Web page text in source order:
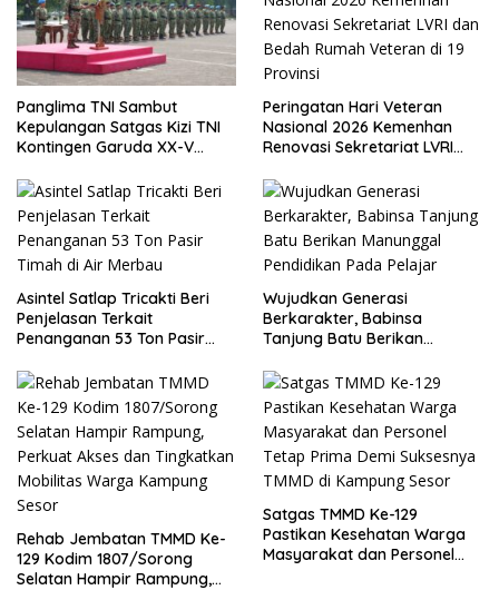
Panglima TNI Sambut
Kepulangan Satgas Kizi TNI
Kontingen Garuda XX-V
Peringatan Hari Veteran
Nasional 2026 Kemenhan
Renovasi Sekretariat LVRI
19 Provinsi
Asintel Satlap Tricakti Beri
Penjelasan Terkait
Penanganan 53 Ton Pasir
Wujudkan Generasi
Berkarakter, Babinsa
Tanjung Batu Berikan
Pelajar
Rehab Jembatan TMMD Ke-
129 Kodim 1807/Sorong
Selatan Hampir Rampung,
Satgas TMMD Ke-129
Pastikan Kesehatan Warga
Masyarakat dan Personel